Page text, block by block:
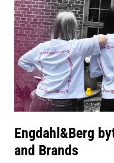
Engdahl&Berg
and Brands